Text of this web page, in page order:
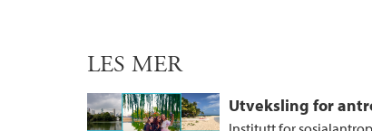
LES MER
Utveksling for